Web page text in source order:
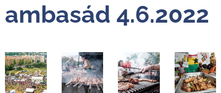
ambasád 4.6.2022